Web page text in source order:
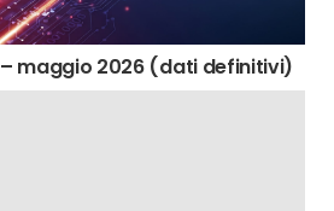
maggio 2026 (dati definitivi)